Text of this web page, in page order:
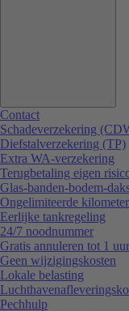
Contact
Schadeverzekering
Diefstalverzekering (TP)
Extra WA-verzekering
Terugbetaling eigen
Glas-banden-bodem-
Ongelimiteerde
Eerlijke tankregeling
24/7 noodnummer
Gratis annuleren tot 1
Geen wijzigingskosten
Lokale belasting
Pechhulp